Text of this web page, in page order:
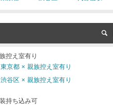
控え室有り
東京都 × 親族控え室有り
渋谷区 × 親族控え室有り
持ち込み可